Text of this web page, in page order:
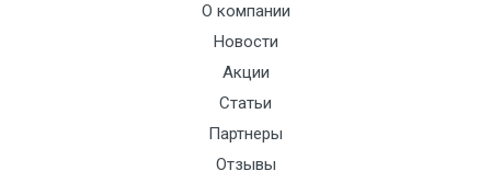
О компании
Новости
Акции
Статьи
Партнеры
Отзывы